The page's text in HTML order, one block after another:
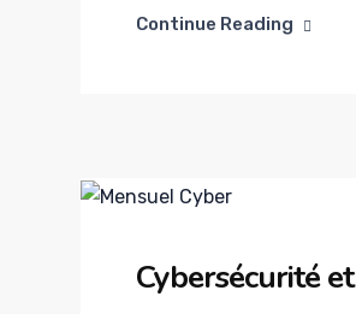
Continue Reading
Cybersécurité